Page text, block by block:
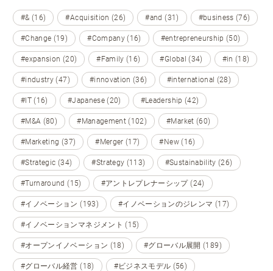
#& (16) #Acquisition (26) #and (31) #business (76)
#Change (19) #Company (16) #entrepreneurship (50)
#expansion (20) #Family (16) #Global (34) #in (18)
#industry (47) #innovation (36) #international (28)
#IT (16) #Japanese (20) #Leadership (42)
#M&A (80) #Management (102) #Market (60)
#Marketing (37) #Merger (17) #New (16)
#Strategic (34) #Strategy (113) #Sustainability (26)
#Turnaround (15) #アントレプレナーシップ (24)
#イノベーション (193) #イノベーションのジレンマ (17)
#イノベーションマネジメント (15)
#オープンイノベーション (18) #グローバル展開 (189)
#グローバル経営 (18) #ビジネスモデル (56)